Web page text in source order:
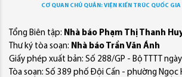
CƠ QUAN CHỦ QUẢN: VIỆN KIẾN TRÚC QUỐC
Tổng Biên tập: Nhà báo Phạm Thị Thanh
Thư ký tòa soạn: Nhà báo Trần Văn Ánh
Giấy phép xuất bản: Số 288/GP - Bộ TTTT
Tòa soạn: Số 389 phố Đội Cấn - phường Ngọc